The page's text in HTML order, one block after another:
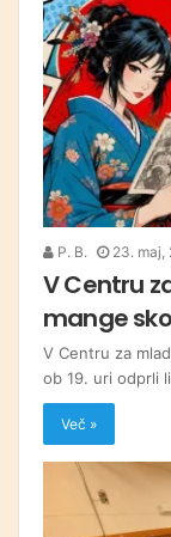
P. B. 23. maj,
V Centru
mange
V Centru za
ob 19. uri odprli
Več »